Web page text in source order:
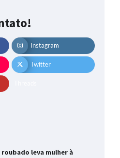
Instagram
Twitter
roubado leva mulher à